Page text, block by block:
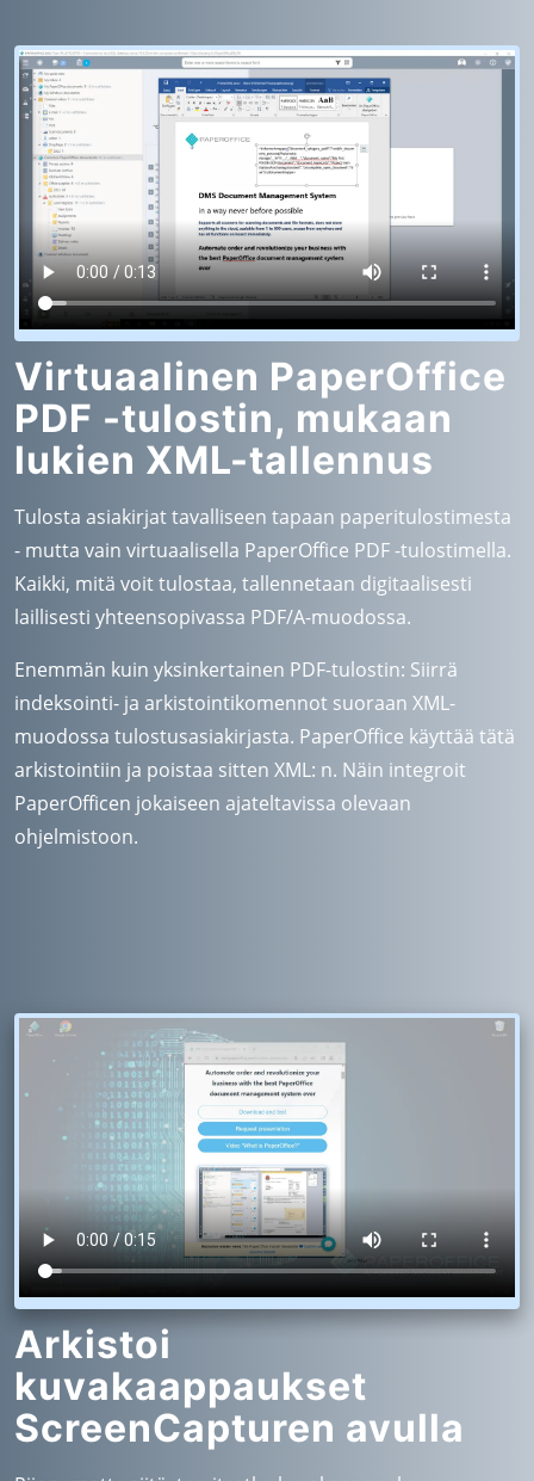
Virtuaalinen PaperOffice
PDF -tulostin, mukaan
lukien XML-tallennus
Tulosta asiakirjat tavalliseen tapaan paperitulostimesta
- mutta vain virtuaalisella PaperOffice PDF -tulostimella.
Kaikki, mitä voit tulostaa, tallennetaan digitaalisesti
laillisesti yhteensopivassa PDF/A-muodossa.
Enemmän kuin yksinkertainen PDF-tulostin: Siirrä
indeksointi- ja arkistointikomennot suoraan XML-
muodossa tulostusasiakirjasta. PaperOffice käyttää tätä
arkistointiin ja poistaa sitten XML: n. Näin integroit
PaperOfficen jokaiseen ajateltavissa olevaan
ohjelmistoon.
Arkistoi
kuvakaappaukset
ScreenCapturen avulla